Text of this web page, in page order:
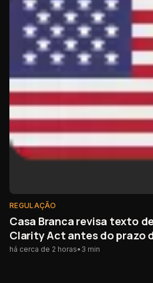
REGULAÇÃO
Casa Branca revisa texto
Clarity Act antes do prazo
há cerca de 2 horas• 3 min